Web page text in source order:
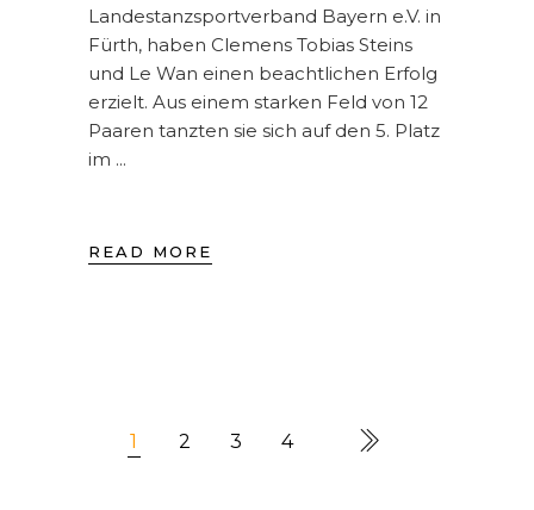
Landestanzsportverband Bayern e.V. in
Fürth, haben Clemens Tobias Steins
und Le Wan einen beachtlichen Erfolg
erzielt. Aus einem starken Feld von 12
Paaren tanzten sie sich auf den 5. Platz
im
READ MORE
1 2 3 4